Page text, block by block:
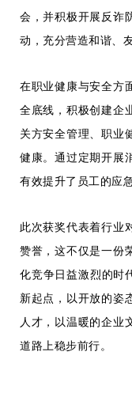
会，并积极开展反诈
动，充分营造和谐、
在职业健康与安全方
全底线，积极创建企
关方安全管理、职业
健康。通过定期开展
有效提升了员工的应
此次获奖代表着行业
赞誉，这不仅是一份
化竞争日益激烈的时
新起点，以开放的姿
人才，以温暖的企业
道路上稳步前行 。